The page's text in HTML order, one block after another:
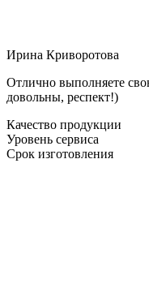
Ирина Криворотова
Отлично выполняете
довольны, респект!)
Качество продукции
Уровень сервиса
Срок изготовления